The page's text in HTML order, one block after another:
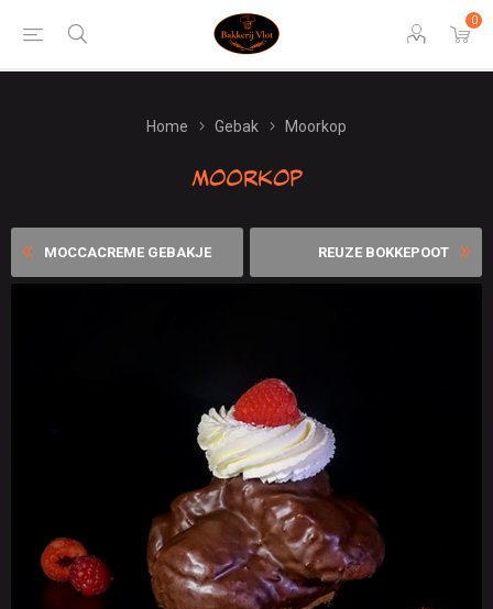
0
Home Gebak Moorkop
Moorkop
MOCCACREME GEBAKJE REUZE BOKKEPOOT